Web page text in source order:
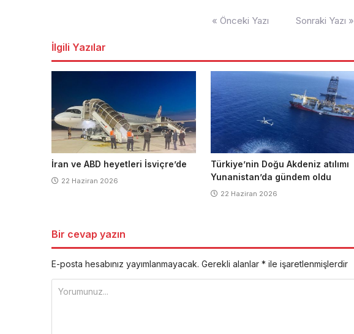
« Önceki Yazı Sonraki Yazı »
İlgili Yazılar
İran ve ABD heyetleri İsviçre’de
22 Haziran 2026
Türkiye’nin Doğu Akdeniz atılımı
Yunanistan’da gündem oldu
22 Haziran 2026
Bir cevap yazın
E-posta hesabınız yayımlanmayacak. Gerekli alanlar * ile işaretlenmişlerdir